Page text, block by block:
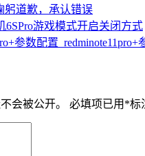
躬道歉，承认错误
6SPro游戏模式开启关闭方式
参数配置_redminote11pro+
会被公开。 必填项已用 *标